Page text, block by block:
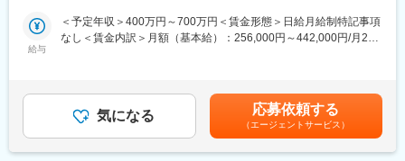
■働き方：
■同社の特徴：
日本を代表する小売業最大手企業のPB商品を支えていくポジショ
取扱商品：衣料品や服飾品（鞄、手袋、帽子、傘、ベルトな
ど）、ホームファッションの繊維製品（寝具、タオル、スリッパ
・JISやイオン基準で定める試験方法に基づき繊維製品の品質検査
を実施
・安全性や物性などの基本検査項目だけでなく、試験機や分析機
器を活用し、機能性や快適性など実用面をふまえたお客さま視点
給与
＜予定年収＞400万円～700万円＜賃金形態＞日給月給制特記事項
なし＜賃金内訳＞月額（基本給）：256,000円～442,000円/月21
目安の金額であり、選考を通じて上下する可能性があります。月
給(月額)は固定手当を含めた表記です。
気になる 応募依頼する
（エージェントサービス）